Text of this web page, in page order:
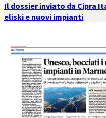
Il dossier inviato da Cipra
eliski e nuovi impianti